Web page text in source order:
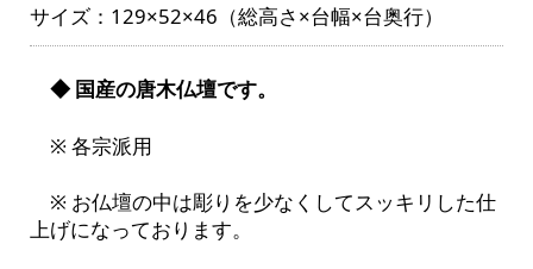
サイズ：129×52×46（総高さ×台幅×台奥行）
◆ 国産の唐木仏壇です。
※ 各宗派用
※ お仏壇の中は彫りを少なくしてスッキリした仕
上げになっております。